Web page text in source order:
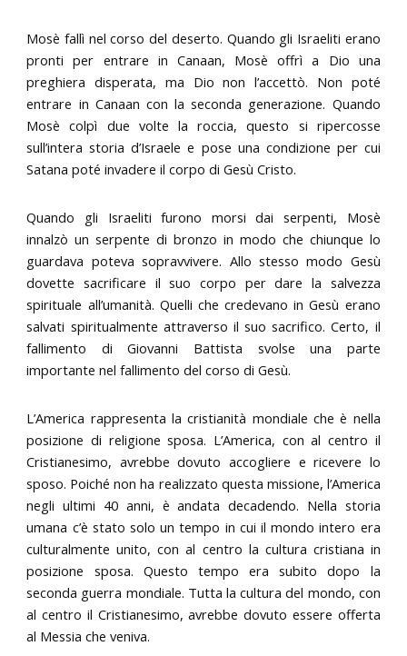
Mosè fallì nel corso del deserto. Quando gli Israeliti erano
pronti per entrare in Canaan, Mosè offrì a Dio una
preghiera disperata, ma Dio non l’accettò. Non poté
entrare in Canaan con la seconda generazione. Quando
Mosè colpì due volte la roccia, questo si ripercosse
sull’intera storia d’Israele e pose una condizione per cui
Satana poté invadere il corpo di Gesù Cristo.
Quando gli Israeliti furono morsi dai serpenti, Mosè
innalzò un serpente di bronzo in modo che chiunque lo
guardava poteva sopravvivere. Allo stesso modo Gesù
dovette sacrificare il suo corpo per dare la salvezza
spirituale all’umanità. Quelli che credevano in Gesù erano
salvati spiritualmente attraverso il suo sacrifico. Certo, il
fallimento di Giovanni Battista svolse una parte
importante nel fallimento del corso di Gesù.
L’America rappresenta la cristianità mondiale che è nella
posizione di religione sposa. L’America, con al centro il
Cristianesimo, avrebbe dovuto accogliere e ricevere lo
sposo. Poiché non ha realizzato questa missione, l’America
negli ultimi 40 anni, è andata decadendo. Nella storia
umana c’è stato solo un tempo in cui il mondo intero era
culturalmente unito, con al centro la cultura cristiana in
posizione sposa. Questo tempo era subito dopo la
seconda guerra mondiale. Tutta la cultura del mondo, con
al centro il Cristianesimo, avrebbe dovuto essere offerta
al Messia che veniva.